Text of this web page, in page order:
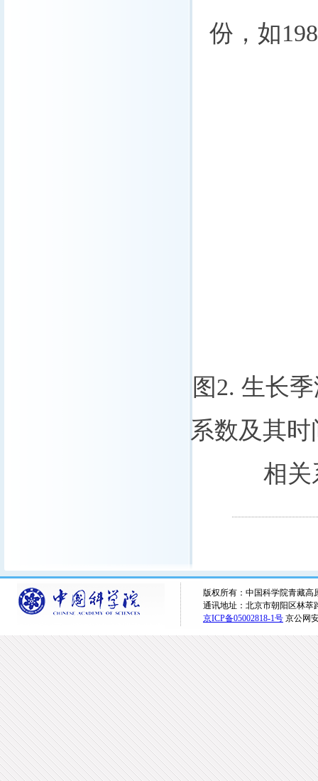
份，如
图2. 生长
系数及其
相关
版权所有：中国科学院青藏高
通讯地址：北京市朝阳区林萃
京ICP备05002818-1号 京公网